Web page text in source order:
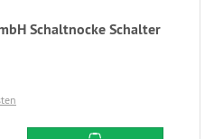
Schaltnocke Schalter